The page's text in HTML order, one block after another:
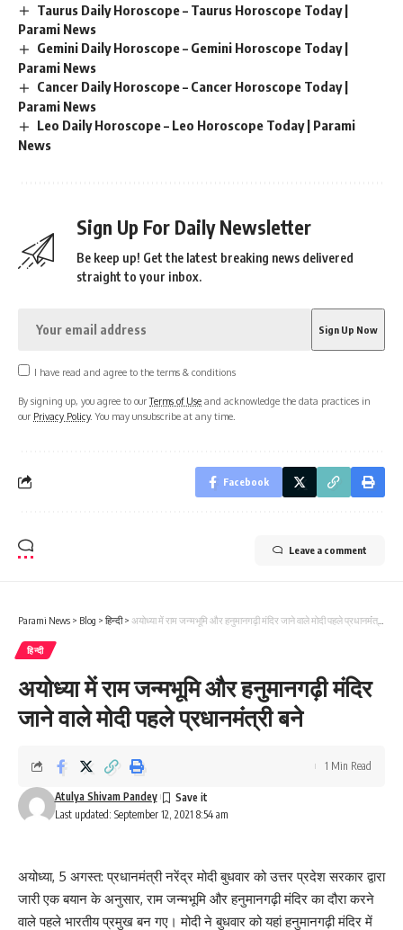
Taurus Daily Horoscope – Taurus Horoscope Today |
Parami News
Gemini Daily Horoscope – Gemini Horoscope Today |
Parami News
Cancer Daily Horoscope – Cancer Horoscope Today |
Parami News
Leo Daily Horoscope – Leo Horoscope Today | Parami
News
Sign Up For Daily Newsletter
Be keep up! Get the latest breaking news delivered
straight to your inbox.
I have read and agree to the terms & conditions
By signing up, you agree to ourTerms of Use and acknowledge the data practices in
our Privacy Policy. You may unsubscribe at any time.
Facebook
Leave a comment
Parami News > Blog > हिन्दी> अयोध्या में राम जन्मभूमि और हनुमानगढ़ी मंदिर जाने वाले मोदी पहले प्रधानमंंत्री बने
हिन्दी
अयोध्या में राम जन्मभूमि और हनुमानगढ़ी मंदिर
जाने वाले मोदी पहले प्रधानमंंत्री बने
Last updated: September 12, 2021 8:54 am
Atulya Shivam Pandey
1 Min Read
अयोध्या, 5 अगस्त: प्रधानमंत्री नरेंद्र मोदी बुधवार को उत्तर प्रदेश सरकार द्वारा
जारी एक बयान के अनुसार, राम जन्मभूमि और हनुमानगढ़ी मंदिर का दौरा करने
वाले पहले भारतीय प्रमुख बन गए। मोदी ने बुधवार को यहां हनुमानगढ़ी मंदिर में